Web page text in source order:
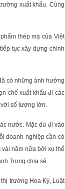
xuất khẩu. Cùng
thép mạ của Việt
tục xây dựng chính
có những ảnh hưởng
chế xuất khẩu đi các
với số lượng lớn.
nước. Mặc dù đi vào
doanh nghiệp cần có
năm nữa bởi xu thế
Trung chia sẻ.
trường Hoa Kỳ, Luật